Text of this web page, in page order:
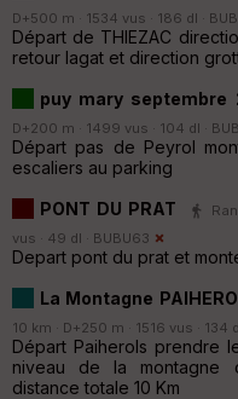
D+500 m · 1534 vus · 186 dl ·
Départ de THIEZAC
retour lagat et direction
puy mary septembre
D+200 m · 1499 vus · 104 dl ·
Départ pas de Peyrol
escaliers au parking
PONT DU PRAT
vus · 49 dl · BUBU63
Depart pont du prat et
La Montagne
10 km · D+250 m · 1516 vus · 134
Départ Paiherols prendre
niveau de la montagne
distance totale 10 Km